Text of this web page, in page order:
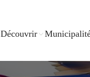
Découvrir